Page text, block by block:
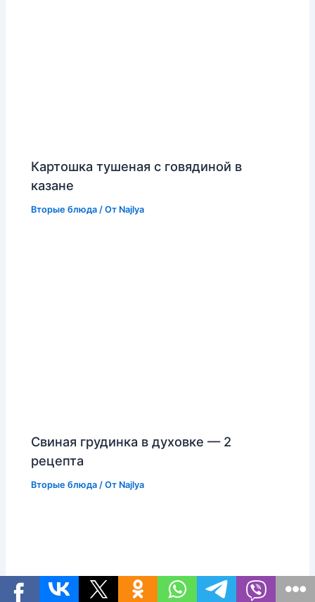
Картошка тушеная с говядиной в
казане
Вторые блюда / От Najlya
Свиная грудинка в духовке — 2
рецепта
Вторые блюда / От Najlya